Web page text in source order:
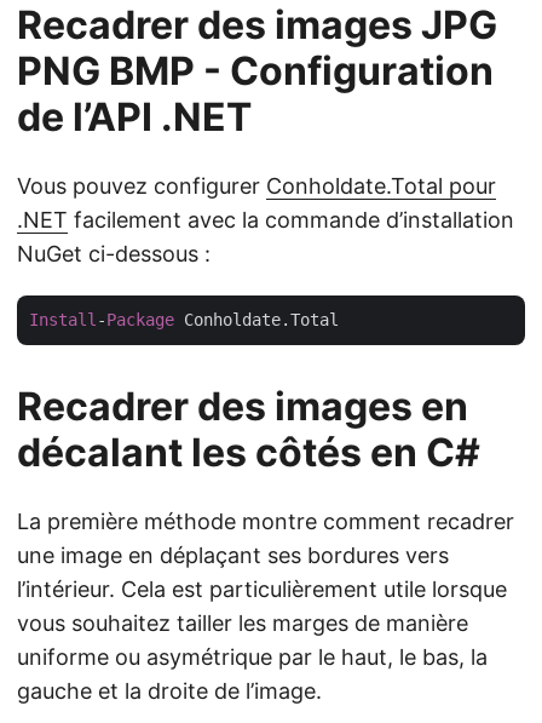
Recadrer des images JPG
PNG BMP - Configuration
de l’API .NET
Vous pouvez configurer Conholdate.Total pour
.NET facilement avec la commande d’installation
NuGet ci-dessous :
Install -Package
Recadrer des images en
décalant les côtés en C#
La première méthode montre comment recadrer
une image en déplaçant ses bordures vers
l’intérieur. Cela est particulièrement utile lorsque
vous souhaitez tailler les marges de manière
uniforme ou asymétrique par le haut, le bas, la
gauche et la droite de l’image.